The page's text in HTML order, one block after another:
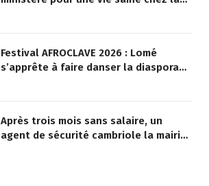
Festival AFROCLAVE 2026 : Lomé
s’apprête à faire danser la diaspora
Après trois mois sans salaire, un
agent de sécurité cambriole la mairie